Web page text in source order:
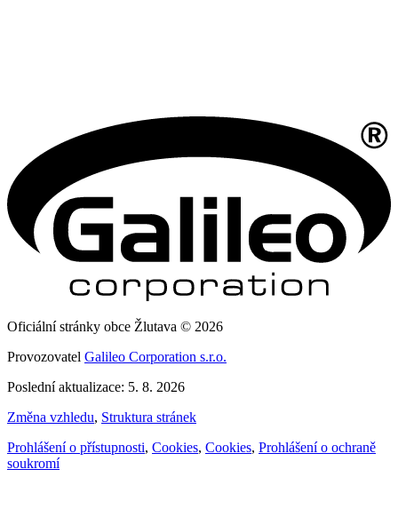
Oficiální stránky obce Žlutava © 2026
Provozovatel Galileo Corporation s.r.o.
Poslední aktualizace: 5. 8. 2026
Změna vzhledu, Struktura stránek
Prohlášení o přístupnosti, Cookies, Cookies, Prohlášení o ochraně
soukromí